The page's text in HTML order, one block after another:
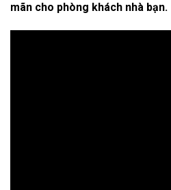
mãn cho phòng khách nhà bạn.